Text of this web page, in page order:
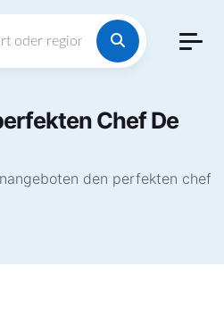
Chef De
den perfekten chef